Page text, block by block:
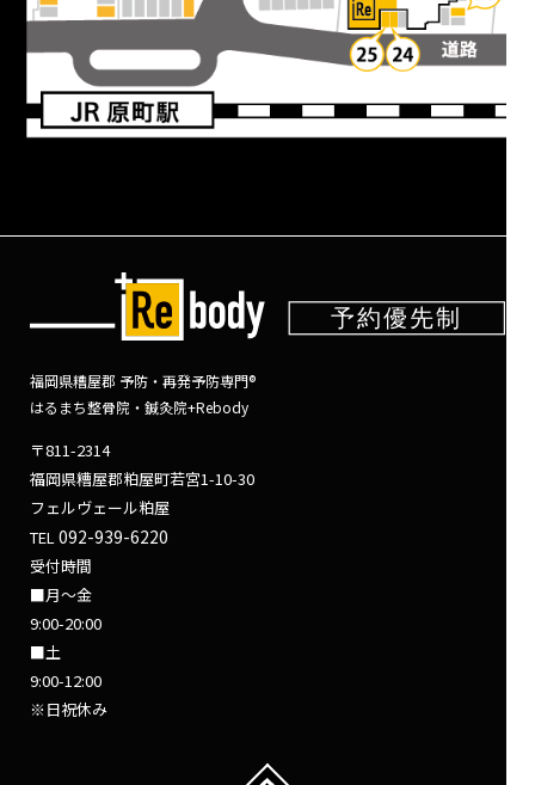
福岡県糟屋郡 予防・再発予防専門®
はるまち整骨院・鍼灸院+Rebody
〒811-2314
福岡県糟屋郡粕屋町若宮1-10-30
フェルヴェール粕屋
TEL092-939-6220
受付時間
■月～金
9:00-20:00
■土
9:00-12:00
※日祝休み